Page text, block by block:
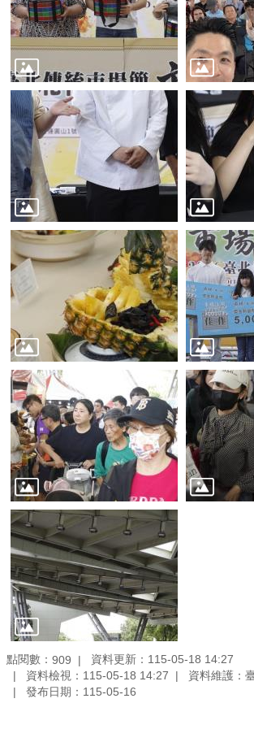
點閱數： 909
資料更新：115-05-18 14:27
資料檢視：115-05-18 14:27
資料維護：
發布日期：115-05-16